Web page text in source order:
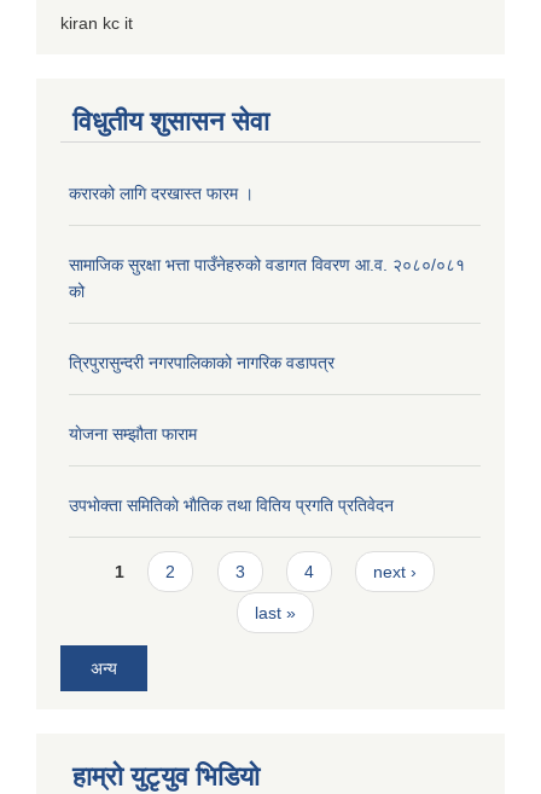
kiran kc it
विधुतीय शुसासन सेवा
करारको लागि दरखास्त फारम ।
सामाजिक सुरक्षा भत्ता पाउँनेहरुको वडागत विवरण आ.व. २०८०/०८१
को
त्रिपुरासुन्दरी नगरपालिकाको नागरिक वडापत्र
याेजना सम्झौता फाराम
उपभाेक्ता समितिकाे भाैतिक तथा वितिय प्रगति प्रतिवेदन
Pages
1 2 3 4 next ›
last »
अन्य
हाम्राे युटृयुव भिडियाे